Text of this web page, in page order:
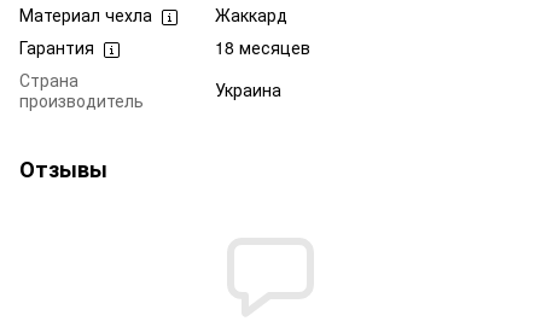
Материал чехла
Жаккард
Гарантия
18 месяцев
Страна
производитель
Украина
Отзывы